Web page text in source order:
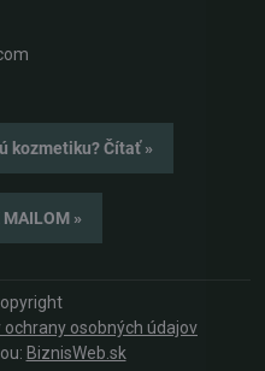
kozmetiku? Čítať »
»
ochrany osobných údajov
BiznisWeb.sk